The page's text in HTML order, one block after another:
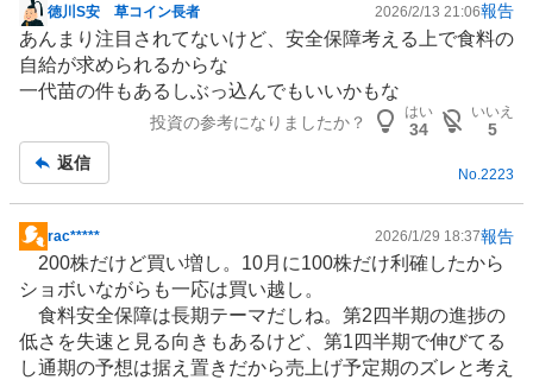
掲
示
板
徳川S安 草コイン長者 2026/2/13 21:06報告
あんまり注目されてないけど、安全保障考える上で食料の
自給が求められるからな
一代苗の件もあるしぶっ込んでもいいかもな
投資の参考になりましたか？
はい
34
いいえ
5
返信
No.2223
掲
板
事
rac***** 2026/1/29 18:37報告
200株だけど買い増し。10月に100株だけ利確したから
ショボいながらも一応は買い越し。
食料安全保障は長期テーマだしね。第2四半期の進捗の
低さを失速と見る向きもあるけど、第1四半期で伸びてる
し通期の予想は据え置きだから売上げ予定期のズレと考え